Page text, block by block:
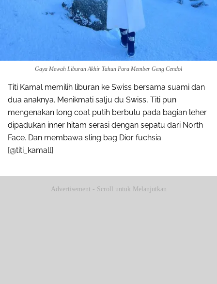
Gaya Mewah Liburan Akhir Tahun Para Member Geng Cendol
Titi Kamal memilih liburan ke Swiss bersama suami dan
dua anaknya. Menikmati salju du Swiss, Titi pun
mengenakan long coat putih berbulu pada bagian leher
dipadukan inner hitam serasi dengan sepatu dari North
Face. Dan membawa sling bag Dior fuchsia.
[@titi_kamall]
Advertisement - Scroll untuk Melanjutkan